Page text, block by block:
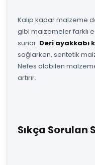
Kalıp kadar malzeme
gibi malzemeler farklı
sunar. Deri ayakkabı
sağlarken, sentetik
Nefes alabilen
artırır.
Sıkça Sorulan